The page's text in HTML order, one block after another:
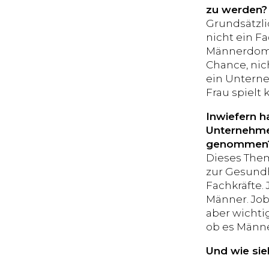
zu werden?
nicht ein
Chance,
ein
Frau spielt
Inwiefern
Dieses
zur
Männer.
aber
ob es
Und wie